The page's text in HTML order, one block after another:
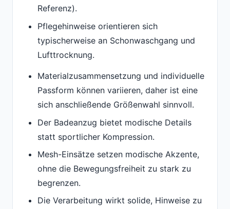
Referenz).
Pflegehinweise orientieren sich
typischerweise an Schonwaschgang und
Lufttrocknung.
Materialzusammensetzung und individuelle
Passform können variieren, daher ist eine
sich anschließende Größenwahl sinnvoll.
Der Badeanzug bietet modische Details
statt sportlicher Kompression.
Mesh-Einsätze setzen modische Akzente,
ohne die Bewegungsfreiheit zu stark zu
begrenzen.
Die Verarbeitung wirkt solide, Hinweise zu